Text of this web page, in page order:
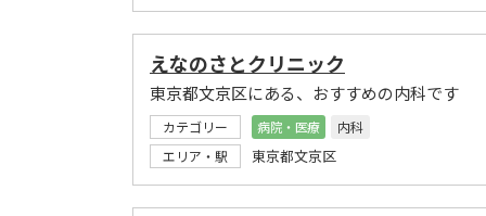
えなのさとクリニック
東京都文京区にある、おすすめの内科です
カテゴリー 病院・医療
内科
エリア・駅
東京都文京区